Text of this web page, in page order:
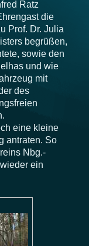
Ratz
die
Prof. Dr. Julia
begrüßen,
sowie den
und wie
mit
des
eine kleine
antraten. So
Nbg.-
ein